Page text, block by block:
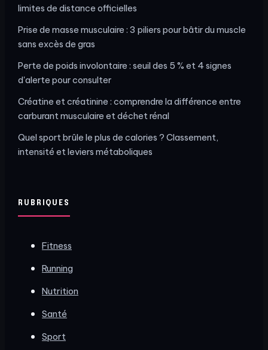
limites de distance officielles
Prise de masse musculaire : 3 piliers pour bâtir du muscle
sans excès de gras
Perte de poids involontaire : seuil des 5 % et 4 signes
d'alerte pour consulter
Créatine et créatinine : comprendre la différence entre
carburant musculaire et déchet rénal
Quel sport brûle le plus de calories ? Classement,
intensité et leviers métaboliques
RUBRIQUES
Fitness
Running
Nutrition
Santé
Sport